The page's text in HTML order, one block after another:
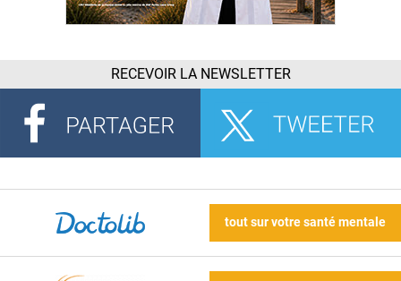
RECEVOIR LA NEWSLETTER
tout sur votre santé mentale